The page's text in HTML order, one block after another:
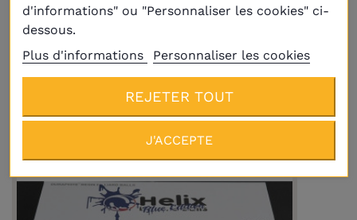
Billes carambole Super Aramith de Luxe
Ø 61,5 mm
d'informations" ou "Personnaliser les cookies" ci-
dessous.
Plus d'informations
Personnaliser les cookies
REJETER TOUT
J'ACCEPTE